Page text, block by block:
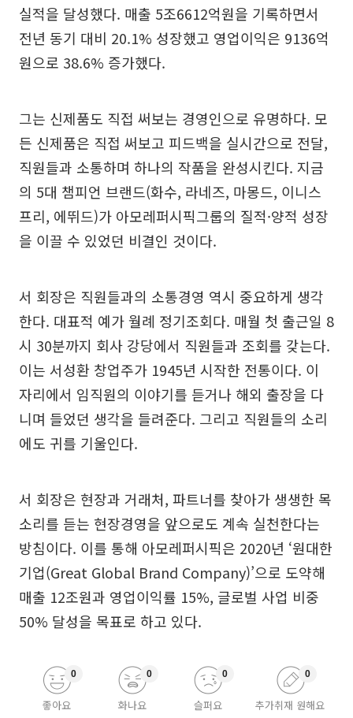
실적을 달성했다. 매출 5조6612억원을 기록하면서
전년 동기 대비 20.1% 성장했고 영업이익은 9136억
원으로 38.6% 증가했다.
그는 신제품도 직접 써보는 경영인으로 유명하다. 모
든 신제품은 직접 써보고 피드백을 실시간으로 전달,
직원들과 소통하며 하나의 작품을 완성시킨다. 지금
의 5대 챔피언 브랜드(화수, 라네즈, 마몽드, 이니스
프리, 에뛰드)가 아모레퍼시픽그룹의 질적·양적 성장
을 이끌 수 있었던 비결인 것이다.
서 회장은 직원들과의 소통경영 역시 중요하게 생각
한다. 대표적 예가 월례 정기조회다. 매월 첫 출근일 8
시 30분까지 회사 강당에서 직원들과 조회를 갖는다.
이는 서성환 창업주가 1945년 시작한 전통이다. 이
자리에서 임직원의 이야기를 듣거나 해외 출장을 다
니며 들었던 생각을 들려준다. 그리고 직원들의 소리
에도 귀를 기울인다.
서 회장은 현장과 거래처, 파트너를 찾아가 생생한 목
소리를 듣는 현장경영을 앞으로도 계속 실천한다는
방침이다. 이를 통해 아모레퍼시픽은 2020년 ‘원대한
기업(Great Global Brand Company)’으로 도약해
매출 12조원과 영업이익률 15%, 글로벌 사업 비중
50% 달성을 목표로 하고 있다.
좋아요
0
화나요
0
슬퍼요
0
추가취재 원해요
0